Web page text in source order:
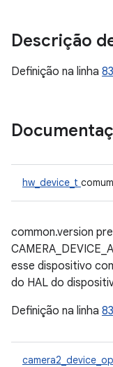
Descrição
Definição na linha
hw_device_t comum
common.version
esse dispositivo
do HAL do
Definição na linha